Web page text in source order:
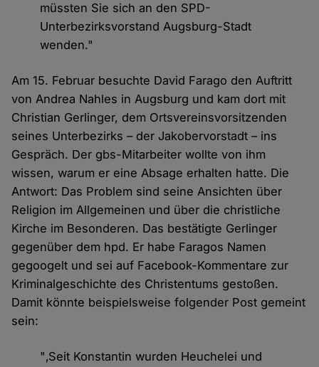
müssten Sie sich an den SPD-
Unterbezirksvorstand Augsburg-Stadt
wenden."
Am 15. Februar besuchte David Farago den Auftritt
von Andrea Nahles in Augsburg und kam dort mit
Christian Gerlinger, dem Ortsvereinsvorsitzenden
seines Unterbezirks – der Jakobervorstadt – ins
Gespräch. Der gbs-Mitarbeiter wollte von ihm
wissen, warum er eine Absage erhalten hatte. Die
Antwort: Das Problem sind seine Ansichten über
Religion im Allgemeinen und über die christliche
Kirche im Besonderen. Das bestätigte Gerlinger
gegenüber dem hpd. Er habe Faragos Namen
gegoogelt und sei auf Facebook-Kommentare zur
Kriminalgeschichte des Christentums gestoßen.
Damit könnte beispielsweise folgender Post gemeint
sein:
"‚Seit Konstantin wurden Heuchelei und